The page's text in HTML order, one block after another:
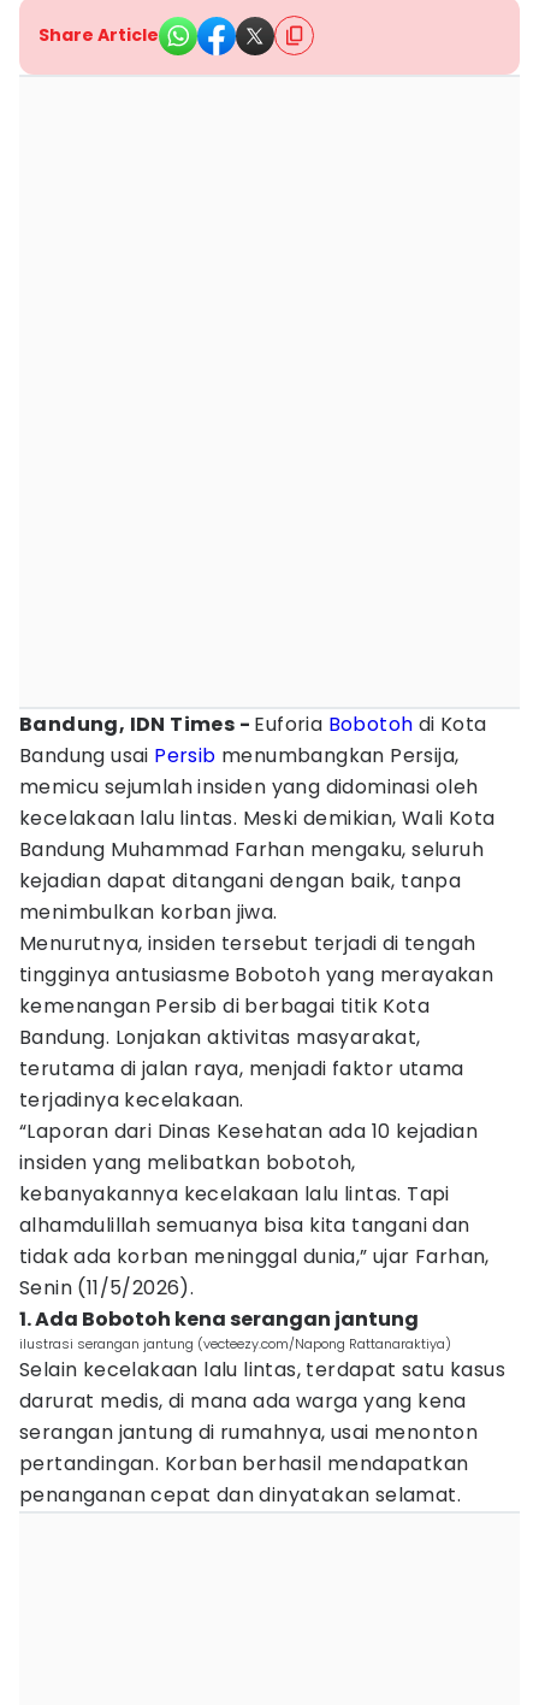
Share Article
Bandung, IDN Times - Euforia Bobotoh di Kota
Bandung usai Persib menumbangkan Persija,
memicu sejumlah insiden yang didominasi oleh
kecelakaan lalu lintas. Meski demikian, Wali Kota
Bandung Muhammad Farhan mengaku, seluruh
kejadian dapat ditangani dengan baik, tanpa
menimbulkan korban jiwa.
Menurutnya, insiden tersebut terjadi di tengah
tingginya antusiasme Bobotoh yang merayakan
kemenangan Persib di berbagai titik Kota
Bandung. Lonjakan aktivitas masyarakat,
terutama di jalan raya, menjadi faktor utama
terjadinya kecelakaan.
“Laporan dari Dinas Kesehatan ada 10 kejadian
insiden yang melibatkan bobotoh,
kebanyakannya kecelakaan lalu lintas. Tapi
alhamdulillah semuanya bisa kita tangani dan
tidak ada korban meninggal dunia,” ujar Farhan,
Senin (11/5/2026).
1. Ada Bobotoh kena serangan jantung
ilustrasi serangan jantung (vecteezy.com/Napong Rattanaraktiya)
Selain kecelakaan lalu lintas, terdapat satu kasus
darurat medis, di mana ada warga yang kena
serangan jantung di rumahnya, usai menonton
pertandingan. Korban berhasil mendapatkan
penanganan cepat dan dinyatakan selamat.